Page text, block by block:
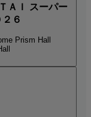
ＡＩ スーパー
６
Prism Hall